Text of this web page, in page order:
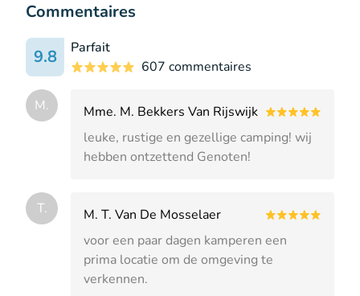
Commentaires
9.8
Parfait
607 commentaires
M.
Mme. M. Bekkers Van Rijswijk
leuke, rustige en gezellige camping! wij
hebben ontzettend Genoten!
T.
M. T. Van De Mosselaer
voor een paar dagen kamperen een
prima locatie om de omgeving te
verkennen.